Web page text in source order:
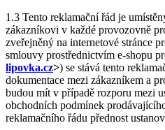
1.3 Tento reklamační řád je
zákazníkovi v každé provozovně
zveřejněný na internetové stránce
smlouvy prostřednictvím e-shopu
lipovka.cz>) se stává tento
dokumentace mezi zákazníkem a
budou mít v případě rozporu mezi
obchodních podmínek
reklamačního řádu přednost